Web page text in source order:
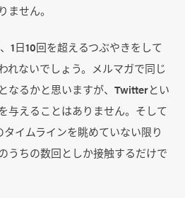
ません。
1日10回を超えるつぶやきをして
れないでしょう。メルマガで同じ
なるかと思いますが、Twitterとい
与えることはありません。そして
イムラインを眺めていない限り
うちの数回としか接触するだけで